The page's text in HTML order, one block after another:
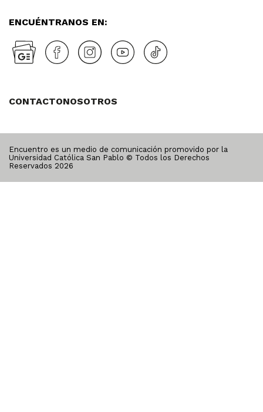
ENCUÉNTRANOS EN:
CONTACTONOSOTROS
Encuentro es un medio de comunicación promovido por la
Universidad Católica San Pablo © Todos los Derechos
Reservados 2026